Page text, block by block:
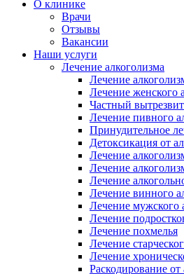
О клинике
Врачи
Отзывы
Вакансии
Наши услуги
Лечение алкоголизма
Лечение
Лечение женского
Частный
Лечение пивного
Принудительное
Детоксикация от
Лечение
Лечение
Лечение
Лечение винного
Лечение мужского
Лечение
Лечение похмелья
Лечение
Лечение
Раскодирование от